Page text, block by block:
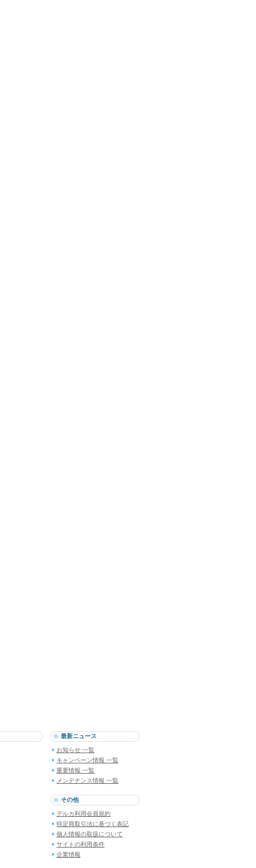
最新ニュース
お知らせ 一覧
キャンペーン情報 一覧
重要情報 一覧
メンテナンス情報 一覧
その他
デルカ利用会員規約
特定商取引法に基づく表記
個人情報の取扱について
サイトの利用条件
企業情報